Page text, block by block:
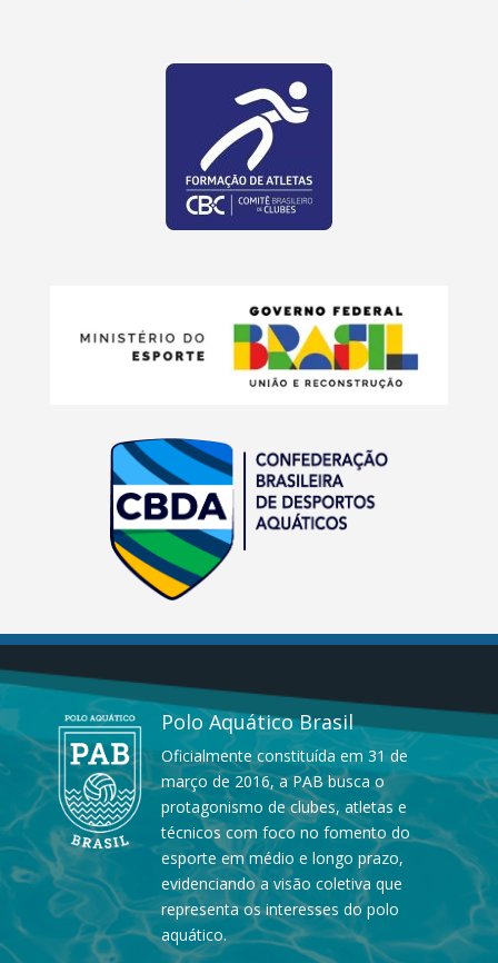
Polo Aquático Brasil
Oficialmente constituída em 31 de
março de 2016, a PAB busca o
protagonismo de clubes, atletas e
técnicos com foco no fomento do
esporte em médio e longo prazo,
evidenciando a visão coletiva que
representa os interesses do polo
aquático.